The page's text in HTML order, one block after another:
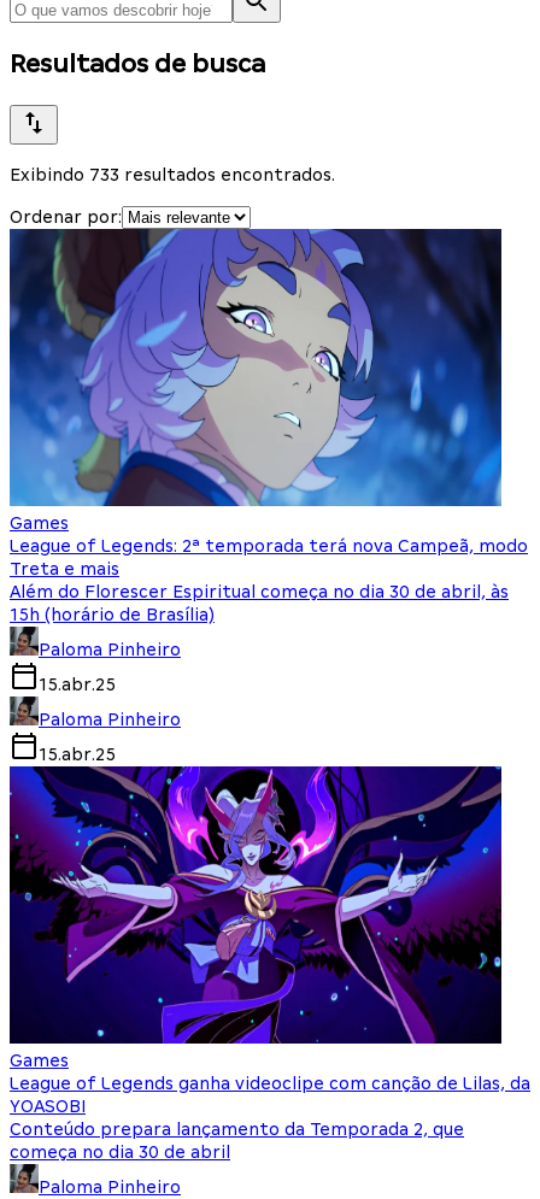
Resultados de busca
Exibindo 733 resultados encontrados.
Ordenar por:
Games
League of Legends: 2ª temporada terá nova Campeã, modo
Treta e mais
Além do Florescer Espiritual começa no dia 30 de abril, às
15h (horário de Brasília)
Paloma Pinheiro
15.abr.25
Paloma Pinheiro
15.abr.25
Games
League of Legends ganha videoclipe com canção de Lilas, da
YOASOBI
Conteúdo prepara lançamento da Temporada 2, que
começa no dia 30 de abril
Paloma Pinheiro